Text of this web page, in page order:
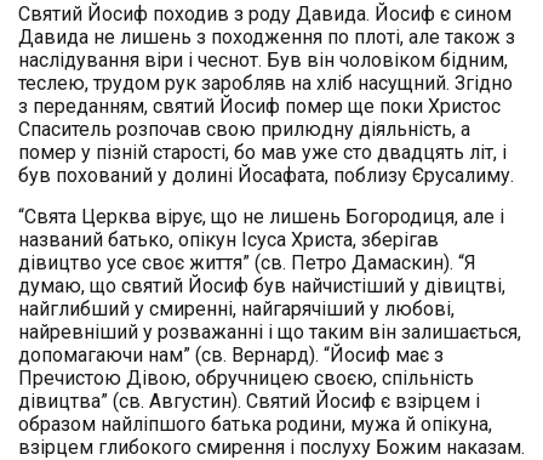
Святий Йосиф походив з роду Давида. Йосиф є сином
Давида не лишень з походження по плоті, але також з
наслідування віри і чеснот. Був він чоловіком бідним,
теслею, трудом рук заробляв на хліб насущний. Згідно
з переданням, святий Йосиф помер ще поки Христос
Спаситель розпочав свою прилюдну діяльність, а
помер у пізній старості, бо мав уже сто двадцять літ, і
був похований у долині Йосафата, поблизу Єрусалиму.
“Свята Церква вірує, що не лишень Богородиця, але і
названий батько, опікун Ісуса Христа, зберігав
дівицтво усе своє життя” (св. Петро Дамаскин). “Я
думаю, що святий Йосиф був найчистіший у дівицтві,
найглибший у смиренні, найгарячіший у любові,
найревніший у розважанні і що таким він залишається,
допомагаючи нам” (св. Вернард). “Йосиф має з
Пречистою Дівою, обручницею своєю, спільність
дівицтва” (св. Августин). Святий Йосиф є взірцем і
образом найліпшого батька родини, мужа й опікуна,
взірцем глибокого смирення і послуху Божим наказам.